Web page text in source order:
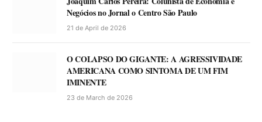
Negócios no Jornal o Centro São Paulo
21 de April de 2026
O COLAPSO DO GIGANTE: A AGRESSIVIDADE
AMERICANA COMO SINTOMA DE UM FIM
IMINENTE
23 de March de 2026